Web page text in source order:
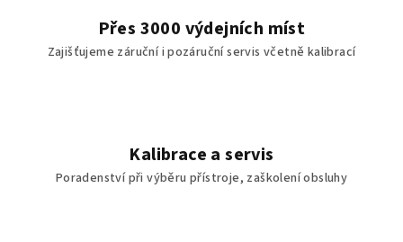
Přes 3000 výdejních míst
Zajišťujeme záruční i pozáruční servis včetně kalibrací
Kalibrace a servis
Poradenství při výběru přístroje, zaškolení obsluhy